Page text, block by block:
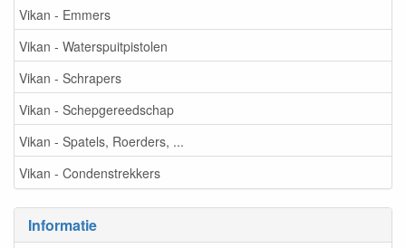
Vikan - Emmers
Vikan - Waterspuitpistolen
Vikan - Schrapers
Vikan - Schepgereedschap
Vikan - Spatels, Roerders, ...
Vikan - Condenstrekkers
Informatie